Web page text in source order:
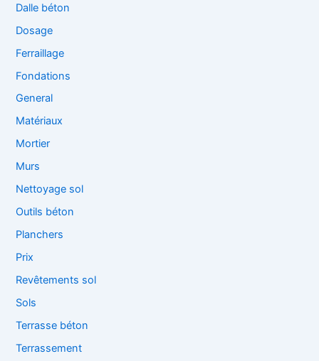
Dalle béton
Dosage
Ferraillage
Fondations
General
Matériaux
Mortier
Murs
Nettoyage sol
Outils béton
Planchers
Prix
Revêtements sol
Sols
Terrasse béton
Terrassement